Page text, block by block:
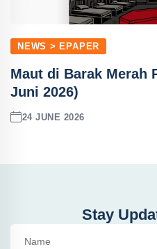
NEWS > EPAPER
Maut di Barak Merah
Juni 2026)
24 JUNE 2026
Stay